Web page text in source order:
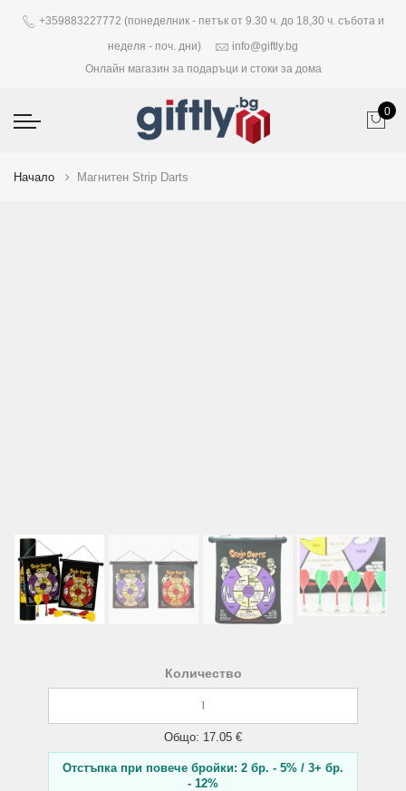
+359883227772 (понеделник - петък от 9.30 ч. до 18,30 ч. събота и
неделя - поч. дни)
info@giftly.bg
Онлайн магазин за подаръци и стоки за дома
0
Начало Магнитен Strip Darts
Количество
Общо: 17.05 €
Отстъпка при повече бройки: 2 бр. - 5% / 3+ бр.
- 12%